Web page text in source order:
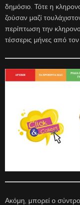
δημόσιο. Τότε η
ζούσαν μαζί
περίπτωση την
τέσσερις μήνες από
Ακόμη, μπορεί ο